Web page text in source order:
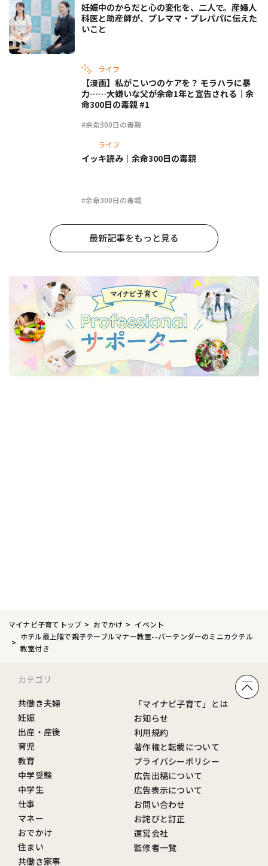
妊娠中のからだと心の変化を、二人で。産婦人
科医と助産師が、プレママ・プレパパに伝えた
いこと
ライフ
#余命300日の毒親
【漫画】私がこいつのケアを？ モラハラに暴
力……大嫌いな父が余命1年と宣告される｜余
命300日の毒親 #1
ライフ
#余命300日の毒親
イッキ読み｜余命300日の毒親
最新記事をもっと見る
マイナビ子育てトップ おでかけ
イベント
ホテル最上階で親子テーブルマナー教室--バーテンダーのミニカクテル
教室付き
カテゴリ
共働き夫婦
妊娠
出産・産後
育児
教育
中学受験
中学生
仕事
マネー
おでかけ
住まい
共働き家事
「マイナビ子育て」とは
お知らせ
利用規約
著作権と転載について
プライバシーポリシー
広告出稿について
広告表示について
お問い合わせ
お詫びと訂正
運営会社
監修者一覧